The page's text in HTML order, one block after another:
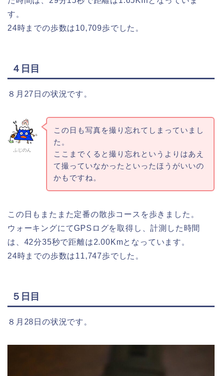
す。
24時までの歩数は10,709歩でした。
４日目
８月27日の状況です。
ふじのん
この日も写真を撮り忘れてしまっていまし
た。
ここまでくると撮り忘れというよりはあえ
て撮っていなかったといったほうがいいの
かもですね。
この日もまたまた定番の散歩コースを歩きました。
ウォーキングにてGPSログを取得し、計測した時間
は、42分35秒で距離は2.00Kmとなっています。
24時までの歩数は11,747歩でした。
５日目
８月28日の状況です。